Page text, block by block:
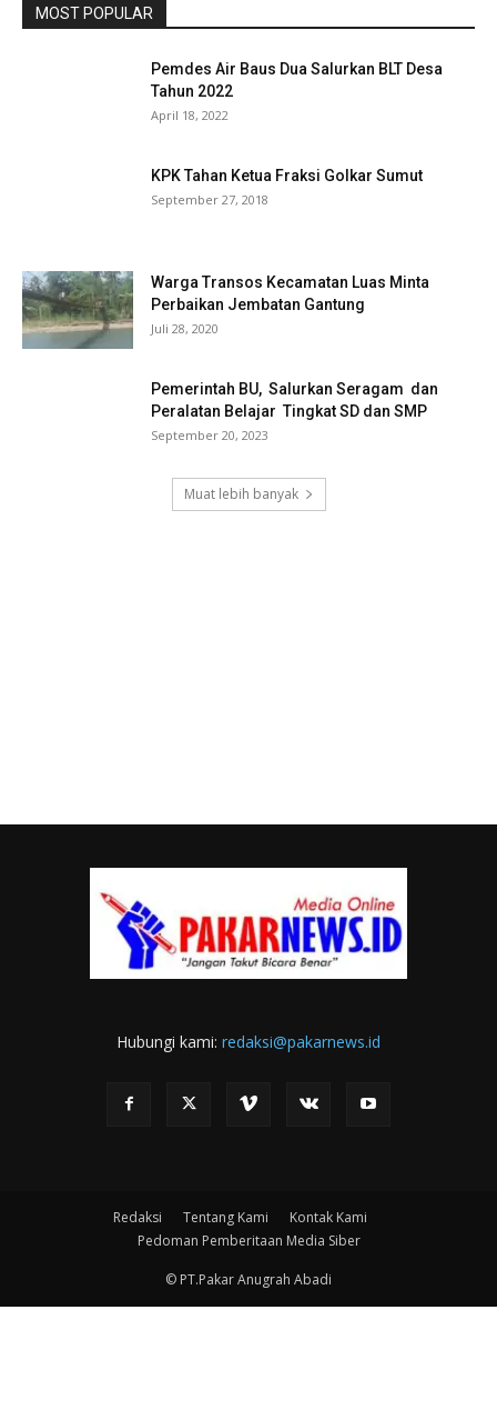
MOST POPULAR
Pemdes Air Baus Dua Salurkan BLT Desa
Tahun 2022
April 18, 2022
KPK Tahan Ketua Fraksi Golkar Sumut
September 27, 2018
Warga Transos Kecamatan Luas Minta
Perbaikan Jembatan Gantung
Juli 28, 2020
Pemerintah BU, Salurkan Seragam dan
Peralatan Belajar Tingkat SD dan SMP
September 20, 2023
Muat lebih banyak
Hubungi kami: redaksi@pakarnews.id
Redaksi Tentang Kami
Kontak Kami
Pedoman Pemberitaan Media Siber
© PT.Pakar Anugrah Abadi